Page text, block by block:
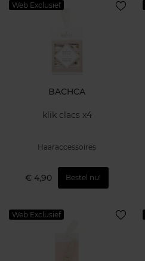
Web Exclusief
BACHCA
klik clacs x4
Haaraccessoires
€ 4,90 Bestel nu!
Web Exclusief